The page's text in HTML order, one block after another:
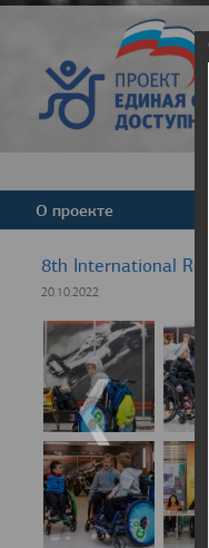
О проекте
8th International
20.10.2022